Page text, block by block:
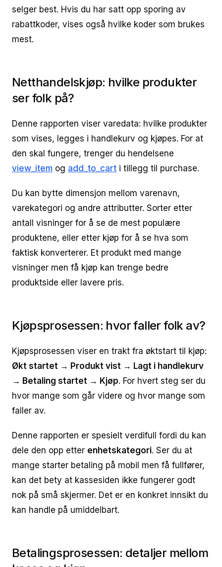
selger best. Hvis du har satt opp sporing av
rabattkoder, vises også hvilke koder som brukes
mest.
Netthandelskjøp: hvilke produkter
ser folk på?
Denne rapporten viser varedata: hvilke produkter
som vises, legges i handlekurv og kjøpes. For at
den skal fungere, trenger du hendelsene
view_item og add_to_cart i tillegg til purchase.
Du kan bytte dimensjon mellom varenavn,
varekategori og andre attributter. Sorter etter
antall visninger for å se de mest populære
produktene, eller etter kjøp for å se hva som
faktisk konverterer. Et produkt med mange
visninger men få kjøp kan trenge bedre
produktside eller lavere pris.
Kjøpsprosessen: hvor faller folk av?
Kjøpsprosessen viser en trakt fra øktstart til kjøp:
Økt startet → Produkt vist → Lagt i handlekurv
→ Betaling startet → Kjøp. For hvert steg ser du
hvor mange som går videre og hvor mange som
faller av.
Denne rapporten er spesielt verdifull fordi du kan
dele den opp etter enhetskategori. Ser du at
mange starter betaling på mobil men få fullfører,
kan det bety at kassesiden ikke fungerer godt
nok på små skjermer. Det er en konkret innsikt du
kan handle på umiddelbart.
Betalingsprosessen: detaljer mellom